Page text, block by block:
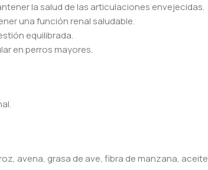
la salud de las articulaciones envejecidas.
una función renal saludable.
equilibrada.
en perros mayores.
avena, grasa de ave, fibra de manzana, aceite